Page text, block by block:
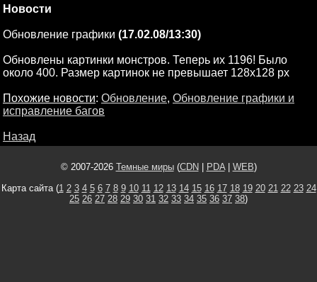
Новости
Обновление графики (17.02.08/13:30)
Обновлены картинки монстров. Теперь их 1196! Было
около 400. Размер картинок не превышает 128х128 px
Похожие новости: Обновление, Обновление графики и
исправление багов
Назад
© 2007-2026 Темные миры(CDN PDA| WEB)
Карта сайта (1 2 3 4 5 6 7 8 9 10 11 12 13 14 15 16 17 18 19 20 21 22 23 24
25 26 27 28 29 30 31 32 33 34 35 36 37 38)